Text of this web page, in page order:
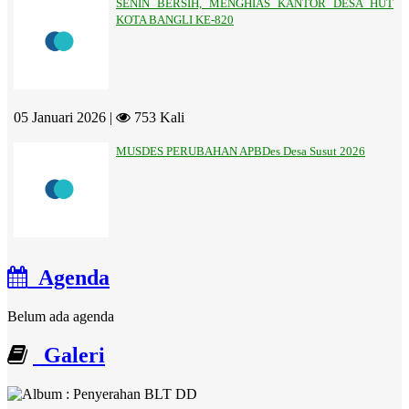
SENIN BERSIH, MENGHIAS KANTOR DESA HUT
KOTA BANGLI KE-820
05 Januari 2026 | 753 Kali
MUSDES PERUBAHAN APBDes Desa Susut 2026
Agenda
Belum ada agenda
Galeri